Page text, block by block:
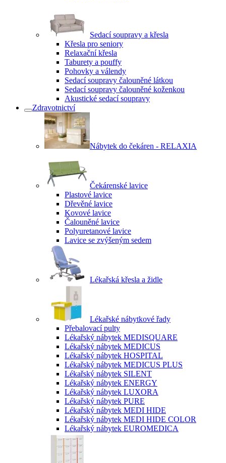
Sedací soupravy a křesla
Křesla pro seniory
Relaxační křesla
Taburety a pouffy
Pohovky a válendy
Sedací soupravy čalouněné látkou
Sedací soupravy čalouněné koženkou
Akustické sedací soupravy
Zdravotnictví
Nábytek do čekáren - RELAXIA
Čekárenské lavice
Plastové lavice
Dřevěné lavice
Kovové lavice
Čalouněné lavice
Polyuretanové lavice
Lavice se zvýšeným sedem
Lékařská křesla a židle
Lékařské nábytkové řady
Přebalovací pulty
Lékařský nábytek MEDISQUARE
Lékařský nábytek MEDICUS
Lékařský nábytek HOSPITAL
Lékařský nábytek MEDICUS PLUS
Lékařský nábytek SILENT
Lékařský nábytek ENERGY
Lékařský nábytek LUXORA
Lékařský nábytek PURE
Lékařský nábytek MEDI HIDE
Lékařský nábytek MEDI HIDE COLOR
Lékařský nábytek EUROMEDICA